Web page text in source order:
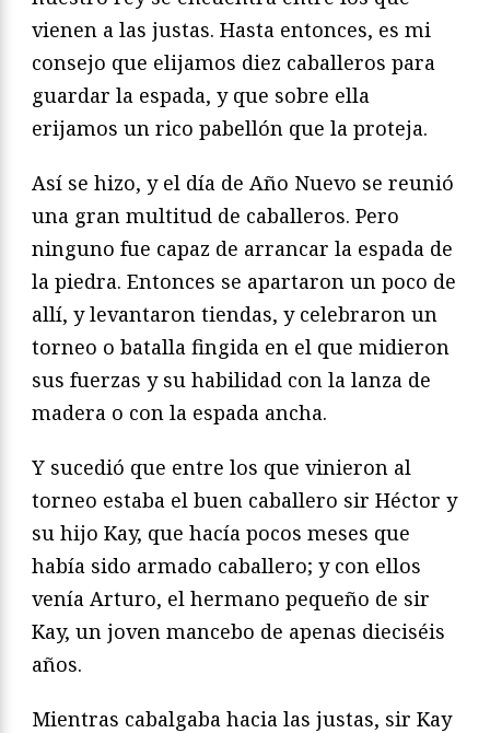
vienen a las justas. Hasta entonces, es mi
consejo que elijamos diez caballeros para
guardar la espada, y que sobre ella
erijamos un rico pabellón que la proteja.
Así se hizo, y el día de Año Nuevo se reunió
una gran multitud de caballeros. Pero
ninguno fue capaz de arrancar la espada de
la piedra. Entonces se aparta­ron un poco de
allí, y levantaron tiendas, y celebraron un
torneo o batalla fin­gida en el que midieron
sus fuerzas y su habilidad con la lanza de
madera o con la espada ancha.
Y sucedió que entre los que vinieron al
torneo estaba el buen caballero sir Héctor y
su hijo Kay, que hacía pocos meses que
había sido armado caballero; y con ellos
venía Arturo, el hermano pequeño de sir
Kay, un joven mancebo de apenas dieciséis
años.
Mientras cabalgaba hacia las justas, sir Kay